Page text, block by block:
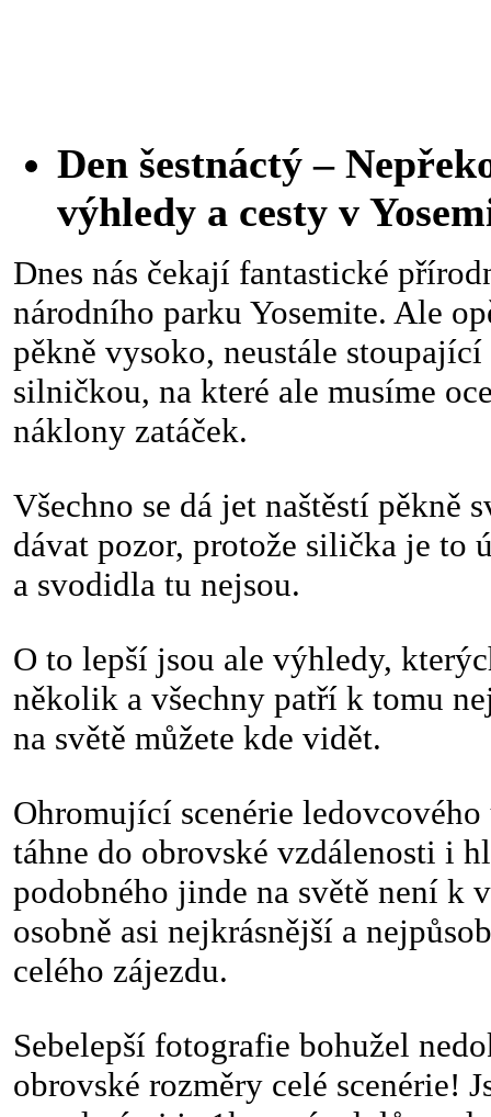
Den šestnáctý –
výhledy a cesty v
Dnes nás čekají fantastické
národního parku Yosemite. Ale
pěkně vysoko, neustále
silničkou, na které ale musíme
náklony zatáček.
Všechno se dá jet naštěstí pěkně
dávat pozor, protože silička je to
a svodidla tu nejsou.
O to lepší jsou ale výhledy,
několik a všechny patří k tomu
na světě můžete kde vidět.
Ohromující scenérie
táhne do obrovské vzdálenosti i
podobného jinde na světě není k
osobně asi nejkrásnější a
celého zájezdu.
Sebelepší fotografie bohužel
obrovské rozměry celé scenérie!